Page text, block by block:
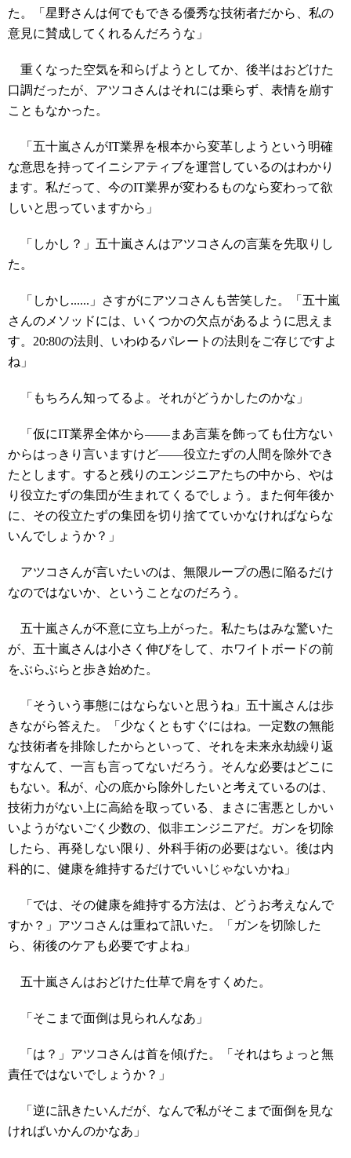
た。「星野さんは何でもできる優秀な技術者だから、私の
意見に賛成してくれるんだろうな」
重くなった空気を和らげようとしてか、後半はおどけた
口調だったが、アツコさんはそれには乗らず、表情を崩す
こともなかった。
「五十嵐さんがIT業界を根本から変革しようという明確
な意思を持ってイニシアティブを運営しているのはわかり
ます。私だって、今のIT業界が変わるものなら変わって欲
しいと思っていますから」
「しかし？」五十嵐さんはアツコさんの言葉を先取りし
た。
「しかし......」さすがにアツコさんも苦笑した。「五十嵐
さんのメソッドには、いくつかの欠点があるように思えま
す。20:80の法則、いわゆるパレートの法則をご存じですよ
ね」
「もちろん知ってるよ。それがどうかしたのかな」
「仮にIT業界全体から――まあ言葉を飾っても仕方ない
からはっきり言いますけど――役立たずの人間を除外でき
たとします。すると残りのエンジニアたちの中から、やは
り役立たずの集団が生まれてくるでしょう。また何年後か
に、その役立たずの集団を切り捨てていかなければならな
いんでしょうか？」
アツコさんが言いたいのは、無限ループの愚に陥るだけ
なのではないか、ということなのだろう。
五十嵐さんが不意に立ち上がった。私たちはみな驚いた
が、五十嵐さんは小さく伸びをして、ホワイトボードの前
をぶらぶらと歩き始めた。
「そういう事態にはならないと思うね」五十嵐さんは歩
きながら答えた。「少なくともすぐにはね。一定数の無能
な技術者を排除したからといって、それを未来永劫繰り返
すなんて、一言も言ってないだろう。そんな必要はどこに
もない。私が、心の底から除外したいと考えているのは、
技術力がない上に高給を取っている、まさに害悪としかい
いようがないごく少数の、似非エンジニアだ。ガンを切除
したら、再発しない限り、外科手術の必要はない。後は内
科的に、健康を維持するだけでいいじゃないかね」
「では、その健康を維持する方法は、どうお考えなんで
すか？」アツコさんは重ねて訊いた。「ガンを切除した
ら、術後のケアも必要ですよね」
五十嵐さんはおどけた仕草で肩をすくめた。
「そこまで面倒は見られんなあ」
「は？」アツコさんは首を傾げた。「それはちょっと無
責任ではないでしょうか？」
「逆に訊きたいんだが、なんで私がそこまで面倒を見な
ければいかんのかなあ」